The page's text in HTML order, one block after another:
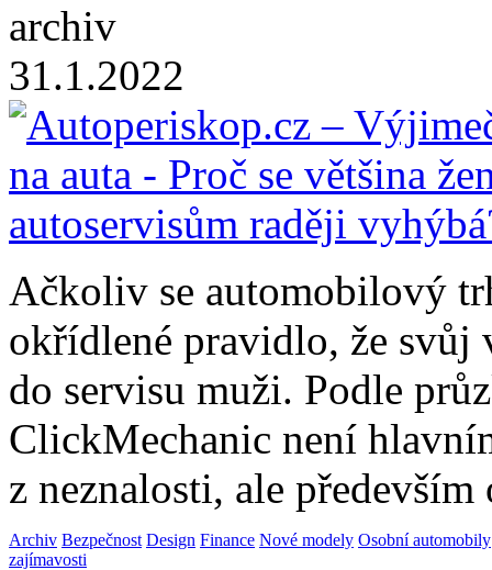
archiv
31.1.2022
Ačkoliv se automobilový
okřídlené pravidlo, že svůj
do servisu muži. Podle
ClickMechanic není
z neznalosti, ale
Archiv Bezpečnost Design Finance Nové modely Osobní automobily
zajímavosti